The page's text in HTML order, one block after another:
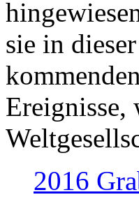
sie in
2016